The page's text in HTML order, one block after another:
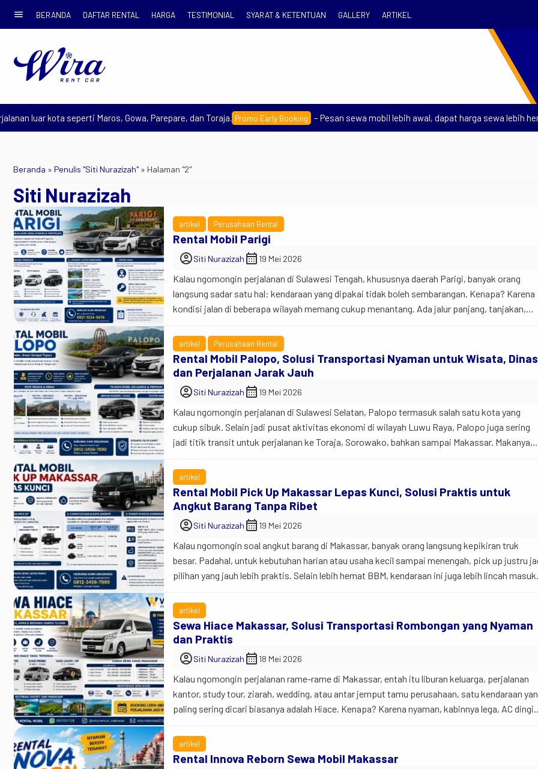
menu BERANDA DAFTAR RENTAL HARGA TESTIMONIAL SYARAT & KETENTUAN GALLERY ARTIKEL
kota seperti Maros, Gowa, Parepare, dan Toraja. Promo Early Booking – Pesan sewa mobil lebih awal, dapat harga sewa lebih hemat.
Beranda » Penulis "Siti Nurazizah" » Halaman "2"
Siti Nurazizah
artikel Perusahaan Rental
Rental Mobil Parigi
account_circleSiti Nurazizah calendar_month 19 Mei 2026
Kalau ngomongin perjalanan di Sulawesi Tengah, khususnya daerah Parigi, banyak orang
langsung sadar satu hal: kendaraan yang dipakai tidak boleh sembarangan. Kenapa? Karena
kondisi jalan di beberapa wilayah memang cukup menantang. Ada jalur panjang, tanjakan,
Mobil Parigi sekarang makin tinggi. Baik untuk perjalanan keluarga, […]
artikel Perusahaan Rental
Rental Mobil Palopo, Solusi Transportasi Nyaman untuk Wisata,
dan Perjalanan Jarak Jauh
account_circleSiti Nurazizah calendar_month 19 Mei 2026
Kalau ngomongin perjalanan di Sulawesi Selatan, Palopo termasuk salah satu kota yang
cukup sibuk. Selain jadi pusat aktivitas ekonomi di wilayah Luwu Raya, Palopo juga sering
jadi titik transit untuk perjalanan ke Toraja, Sorowako, bahkan sampai Makassar. Makanya,
perjalanan dinas perusahaan, kunjungan proyek […]
artikel
Rental Mobil Pick Up Makassar Lepas Kunci, Solusi Praktis untuk
Angkut Barang Tanpa Ribet
account_circleSiti Nurazizah calendar_month 19 Mei 2026
Kalau ngomongin soal angkut barang di Makassar, banyak orang langsung kepikiran truk
besar. Padahal, untuk kebutuhan harian atau usaha kecil sampai menengah, pick up justru
pilihan yang jauh lebih praktis. Selain lebih hemat BBM, kendaraan ini juga lebih lincah masuk
[…]artikel
Sewa Hiace Makassar, Solusi Transportasi Rombongan yang Nyaman
dan Praktis
account_circleSiti Nurazizah calendar_month 18 Mei 2026
Kalau ngomongin perjalanan rame-rame di Makassar, entah itu liburan keluarga, perjalanan
kantor, study tour, ziarah, wedding, atau antar jemput tamu perusahaan, satu kendaraan
paling sering dicari biasanya adalah Hiace. Kenapa? Karena nyaman, kabinnya lega, AC
Jadi begini… Banyak orang awalnya mikir […]
artikel
Rental Innova Reborn Sewa Mobil Makassar
Bus 34 Seat
Bus
local_gas_station airline_seat_recline_extra
expand_circle_rightLihat Detail